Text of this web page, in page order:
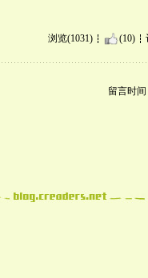
浏览(1031) (10)
留言时间